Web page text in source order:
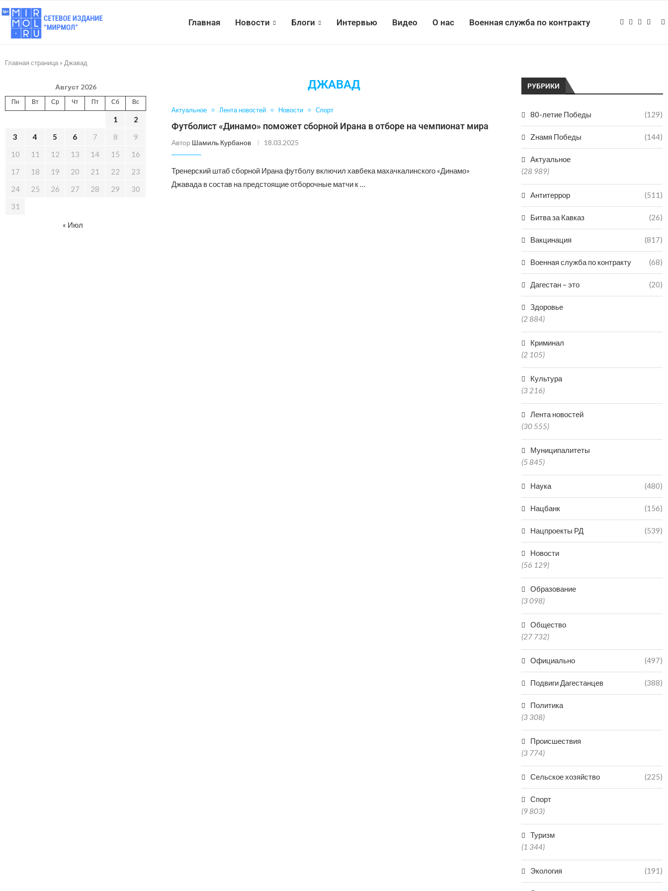
Главная Новости Блоги Интервью Видео О нас Военная служба по контракту
Главная страница » Джавад
ДЖАВАД
Актуальное Лента новостей Новости Спорт
Футболист «Динамо» поможет сборной Ирана в отборе на чемпионат мира
Автор Шамиль Курбанов 18.03.2025
Тренерский штаб сборной Ирана футболу включил хавбека махачкалинского «Динамо»
Джавада в состав на предстоящие отборочные матчи к …
РУБРИКИ
80-летие Победы (129)
Zнамя Победы (144)
Актуальное
(28 989)
Антитеррор (511)
Битва за Кавказ (26)
Вакцинация (817)
Военная служба по контракту (68)
Дагестан – это (20)
Здоровье
(2 884)
Криминал
(2 105)
Культура
(3 216)
Лента новостей
(30 555)
Муниципалитеты
(5 845)
Наука (480)
Нацбанк (156)
Нацпроекты РД (539)
Новости
(56 129)
Образование
(3 098)
Общество
(27 732)
Официально (497)
Подвиги Дагестанцев (388)
Политика
(3 308)
Происшествия
(3 774)
Сельское хозяйство (225)
Спорт
(9 803)
Туризм
(1 344)
Экология (191)
Август 2026
Пн Вт Ср Чт Пт Сб Вс
1
2
3
4 5 6 7 8
9
10
11 12 13 14 15
16
17
18 19 20 21 22
23
24
25 26 27 28 29
30
31
« Июл